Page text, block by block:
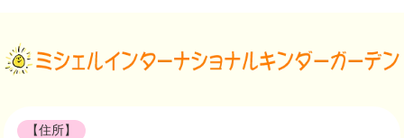
【住所】